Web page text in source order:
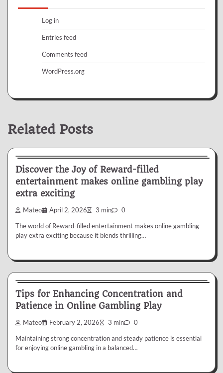
Log in
Entries feed
Comments feed
WordPress.org
Related Posts
Gambling
Discover the Joy of Reward-filled
entertainment makes online gambling play
extra exciting
Mateo April 2, 2026 3 min 0
The world of Reward-filled entertainment makes online gambling
play extra exciting because it blends thrilling…
Gambling
Tips for Enhancing Concentration and
Patience in Online Gambling Play
Mateo February 2, 2026 3 min 0
Maintaining strong concentration and steady patience is essential
for enjoying online gambling in a balanced…